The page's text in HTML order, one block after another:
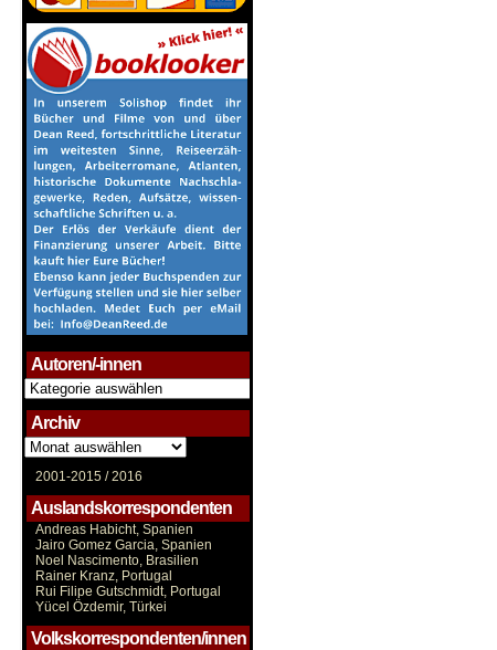
Autoren/-innen
Autoren/-
innen
Archiv
Archiv
2001-2015 /2016
Auslandskorrespondenten
Andreas Habicht, Spanien
Jairo Gomez Garcia, Spanien
Noel Nascimento, Brasilien
Rainer Kranz, Portugal
Rui Filipe Gutschmidt, Portugal
Yücel Özdemir, Türkei
Volkskorrespondenten/innen